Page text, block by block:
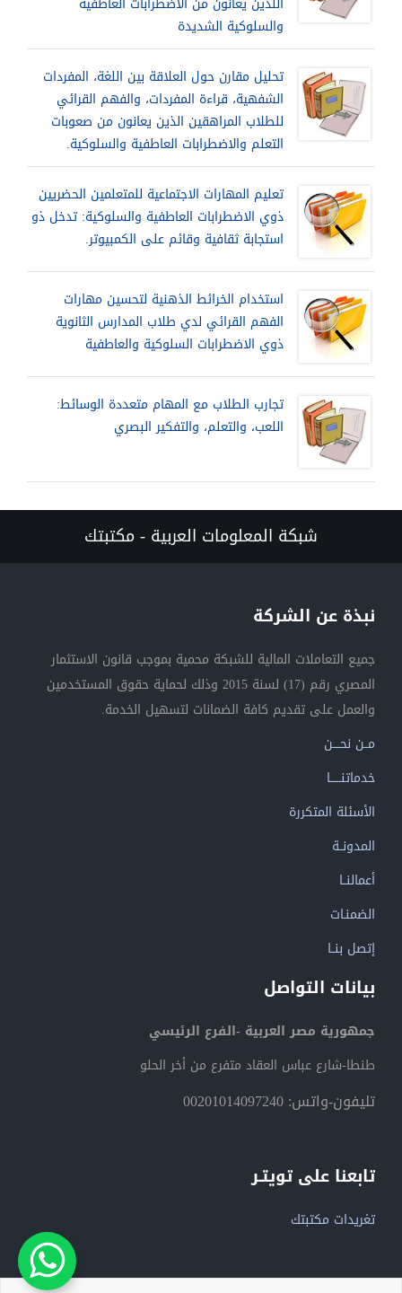
والسلوكية الشديدة
تحليل مقارن حول العلاقة بين اللغة، المفردات
الشفهية، قراءة المفردات، والفهم القرائي
للطلاب المراهقين الذين يعانون من صعوبات
التعلم والاضطرابات العاطفية والسلوكية.
تعليم المهارات الاجتماعية للمتعلمين الحضريين
ذوي الاضطرابات العاطفية والسلوكية: تدخل ذو
استجابة ثقافية وقائم على الكمبيوتر.
استخدام الخرائط الذهنية لتحسين مهارات
الفهم القرائي لدي طلاب المدارس الثانوية
ذوي الاضطرابات السلوكية والعاطفية
تجارب الطلاب مع المهام متعددة الوسائط:
اللعب، والتعلم، والتفكير البصري
شبكة المعلومات العربية - مكتبتك
نبذة عن الشركة
جميع التعاملات المالية للشبكة محمية بموجب قانون الاستثمار
المصري رقم (17) لسنة 2015 وذلك لحماية حقوق المستخدمين
والعمل على تقديم كافة الضمانات لتسهيل الخدمة.
مــن نحــــن
خدماتنــــــا
الأسئلة المتكررة
المدونــة
أعمالنــا
الضمنـات
إتصل بنــا
بيانات التواصل
جمهورية مصر العربية -الفرع الرئيسي
طنطا-شارع عباس العقاد متفرع من أخر الحلو
تليفون-واتس: 00201014097240
تابعنا على تويتـر
تغريدات مكتبتك